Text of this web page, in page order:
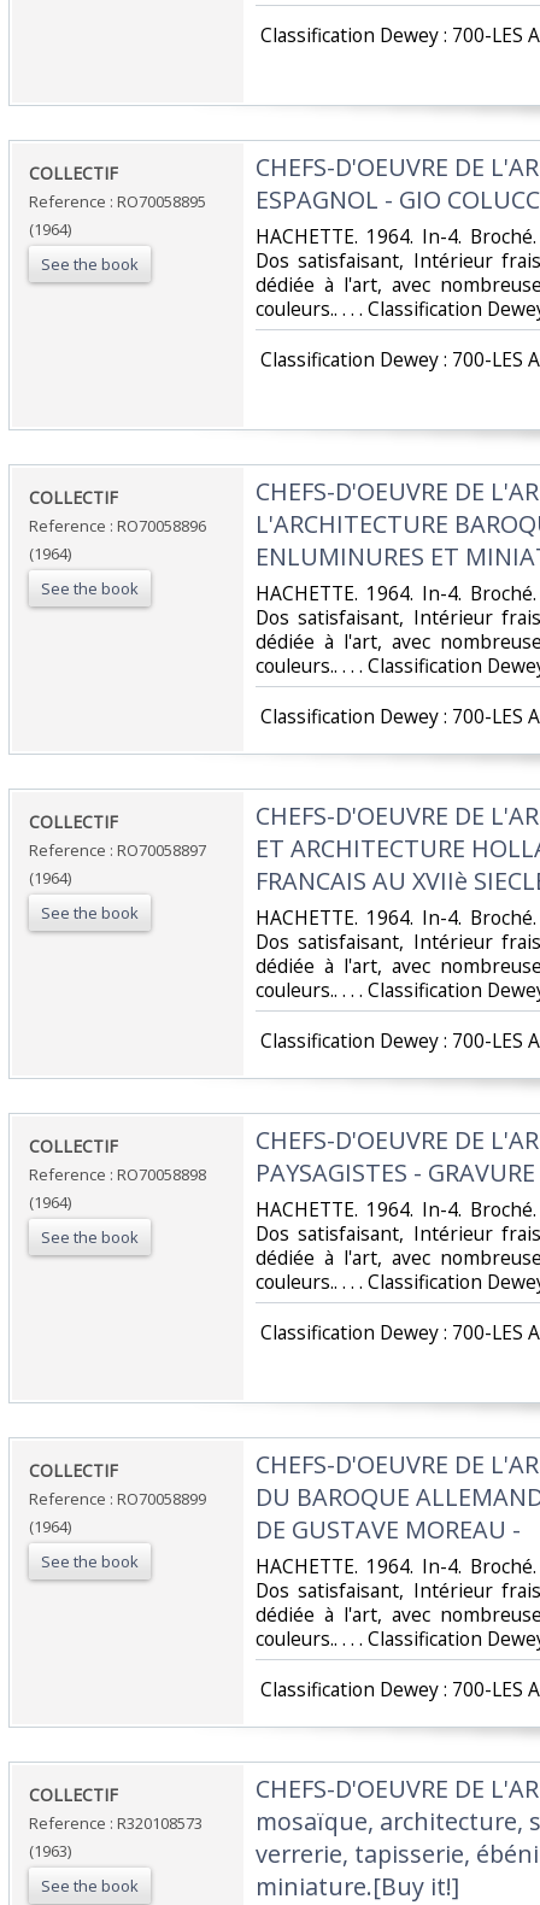
Classification Dewey : 700-LES
‎COLLECTIF‎
Reference : RO70058895
(1964)
See the book
‎CHEFS-D'OEUVRE DE
ESPAGNOL - GIO
‎HACHETTE. 1964. In-4.
Dos satisfaisant, Intérieur
dédiée à l'art, avec
couleurs.. . . . Classification
Classification Dewey : 700-LES
‎COLLECTIF‎
Reference : RO70058896
(1964)
See the book
‎CHEFS-D'OEUVRE DE
L'ARCHITECTURE
ENLUMINURES ET
‎HACHETTE. 1964. In-4.
Dos satisfaisant, Intérieur
dédiée à l'art, avec
couleurs.. . . . Classification
Classification Dewey : 700-LES
‎COLLECTIF‎
Reference : RO70058897
(1964)
See the book
‎CHEFS-D'OEUVRE DE
ET ARCHITECTURE
FRANCAIS AU XVIIè
‎HACHETTE. 1964. In-4.
Dos satisfaisant, Intérieur
dédiée à l'art, avec
couleurs.. . . . Classification
Classification Dewey : 700-LES
‎COLLECTIF‎
Reference : RO70058898
(1964)
See the book
‎CHEFS-D'OEUVRE DE
PAYSAGISTES -
‎HACHETTE. 1964. In-4.
Dos satisfaisant, Intérieur
dédiée à l'art, avec
couleurs.. . . . Classification
Classification Dewey : 700-LES
‎COLLECTIF‎
Reference : RO70058899
(1964)
See the book
‎CHEFS-D'OEUVRE DE
DU BAROQUE
DE GUSTAVE MOREAU -‎
‎HACHETTE. 1964. In-4.
Dos satisfaisant, Intérieur
dédiée à l'art, avec
couleurs.. . . . Classification
Classification Dewey : 700-LES
‎COLLECTIF‎
Reference : R320108573
(1963)
See the book
‎CHEFS-D'OEUVRE DE
mosaïque, architecture,
verrerie, tapisserie,
miniature.[Buy it!]‎